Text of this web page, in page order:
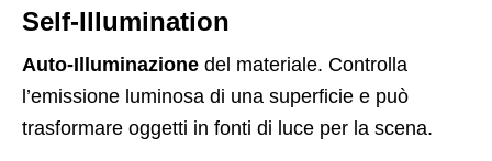
Self-Illumination
Auto-Illuminazione del materiale. Controlla
l’emissione luminosa di una superficie e può
trasformare oggetti in fonti di luce per la scena.